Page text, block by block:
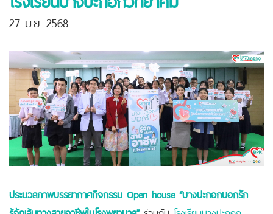
27 มิ.ย. 2568
ประมวลภาพบรรยากาศกิจกรรม Open house “บางปะกอกบอกรัก